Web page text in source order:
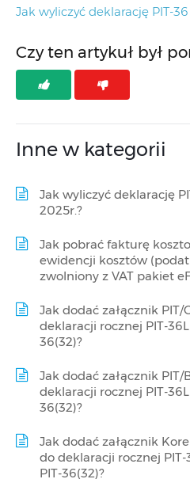
Jak wyliczyć deklarację PIT-36
Czy ten artykuł był
Inne w kategorii
Jak wyliczyć deklarację
2025r.?
Jak pobrać fakturę
ewidencji kosztów
zwolniony z VAT pakiet
Jak dodać załącznik PIT/
deklaracji rocznej PIT-
36(32)?
Jak dodać załącznik PIT/
deklaracji rocznej PIT-
36(32)?
Jak dodać załącznik
do deklaracji rocznej PIT-
PIT-36(32)?